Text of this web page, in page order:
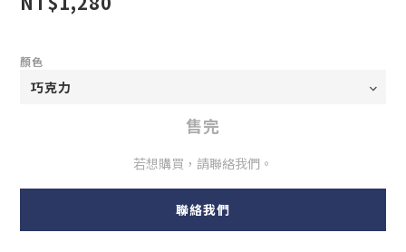
顏色
售完
若想購買，請聯絡我們。
聯絡我們